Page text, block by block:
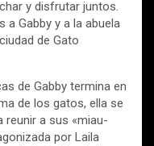
y disfrutar juntos.
a Gabby y a la abuela
de Gato
de Gabby termina en
de los gatos, ella se
reunir a sus «miau-
por Laila